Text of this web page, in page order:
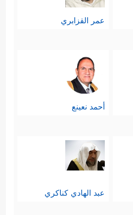
عمر القزابري
أحمد نعينع
عبد الهادي كناكري